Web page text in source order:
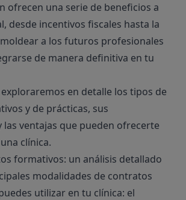
ofrecen una serie de beneficios a
desde incentivos fiscales hasta la
a los futuros profesionales
de manera definitiva en tu
en detalle los tipos de
y de prácticas, sus
las ventajas que pueden ofrecerte
clínica.
formativos: un análisis detallado
modalidades de contratos
utilizar en tu clínica: el